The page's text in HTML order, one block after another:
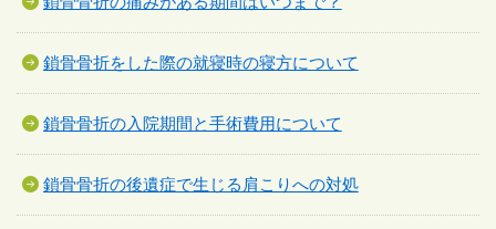
鎖骨骨折をした際の就寝時の寝方について
鎖骨骨折の入院期間と手術費用について
鎖骨骨折の後遺症で生じる肩こりへの対処